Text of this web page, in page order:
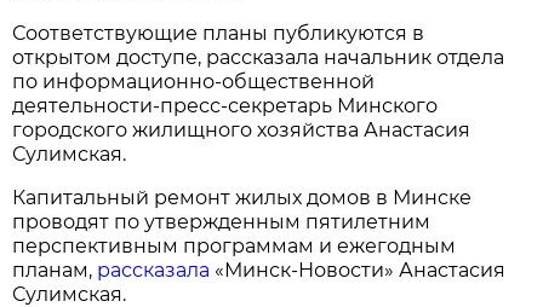
Соответствующие планы публикуются в
открытом доступе, рассказала начальник отдела
по информационно-общественной
деятельности-пресс-секретарь Минского
городского жилищного хозяйства Анастасия
Сулимская.
Капитальный ремонт жилых домов в Минске
проводят по утвержденным пятилетним
перспективным программам и ежегодным
планам, рассказала «Минск-Новости» Анастасия
Сулимская.